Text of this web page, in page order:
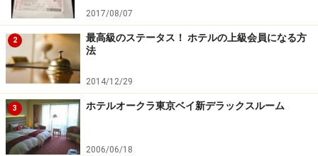
2017/08/07
2
最高級のステータス！ ホテルの上級会員になる方
法
2014/12/29
3 ホテルオークラ東京ベイ新デラックスルーム
2006/06/18